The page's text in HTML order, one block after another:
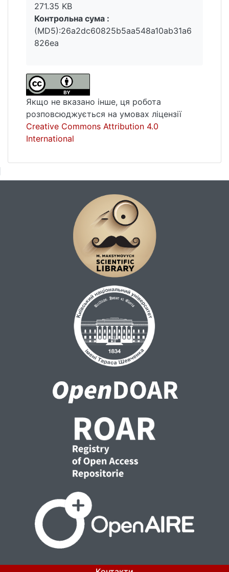
271.35 KB
Контрольна сума :
(MD5):26a2dc60825b5aa548a10ab31a6
826ea
Якщо не вказано інше, ця робота
розповсюджується на умовах ліцензії
Creative Commons Attribution 4.0
International